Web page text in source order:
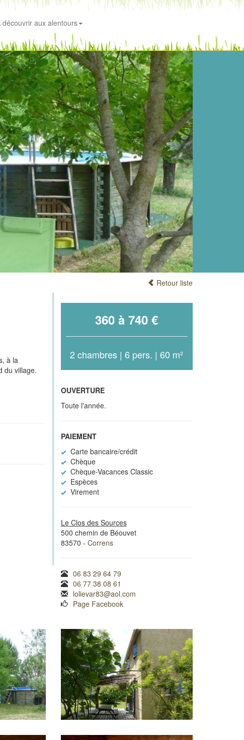
découvrir aux alentours
Retour liste
à la
du village.
360 à 740 €
2 chambres | 6 pers. | 60 m²
OUVERTURE
Toute l'année.
PAIEMENT
Carte bancaire/crédit
Chèque
Chèque-Vacances Classic
Espèces
Virement
Le Clos des Sources
500 chemin de Béouvet
83570 - Correns
06 83 29 64 79
06 77 38 08 61
lolievar83@aol.com
Page Facebook